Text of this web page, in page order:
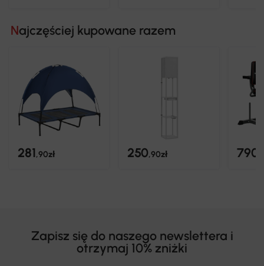
Najczęściej kupowane razem
281,90zł 250,90zł 790
Zapisz się do naszego newslettera i
otrzymaj 10% zniżki